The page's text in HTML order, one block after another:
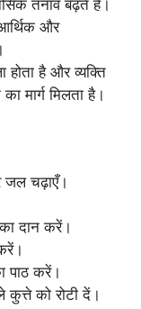
तनाव बढ़ते हैं।
और
होता है और व्यक्ति
मार्ग मिलता है।
जल चढ़ाएँ।
दान करें।
पाठ करें।
कुत्ते को रोटी दें।